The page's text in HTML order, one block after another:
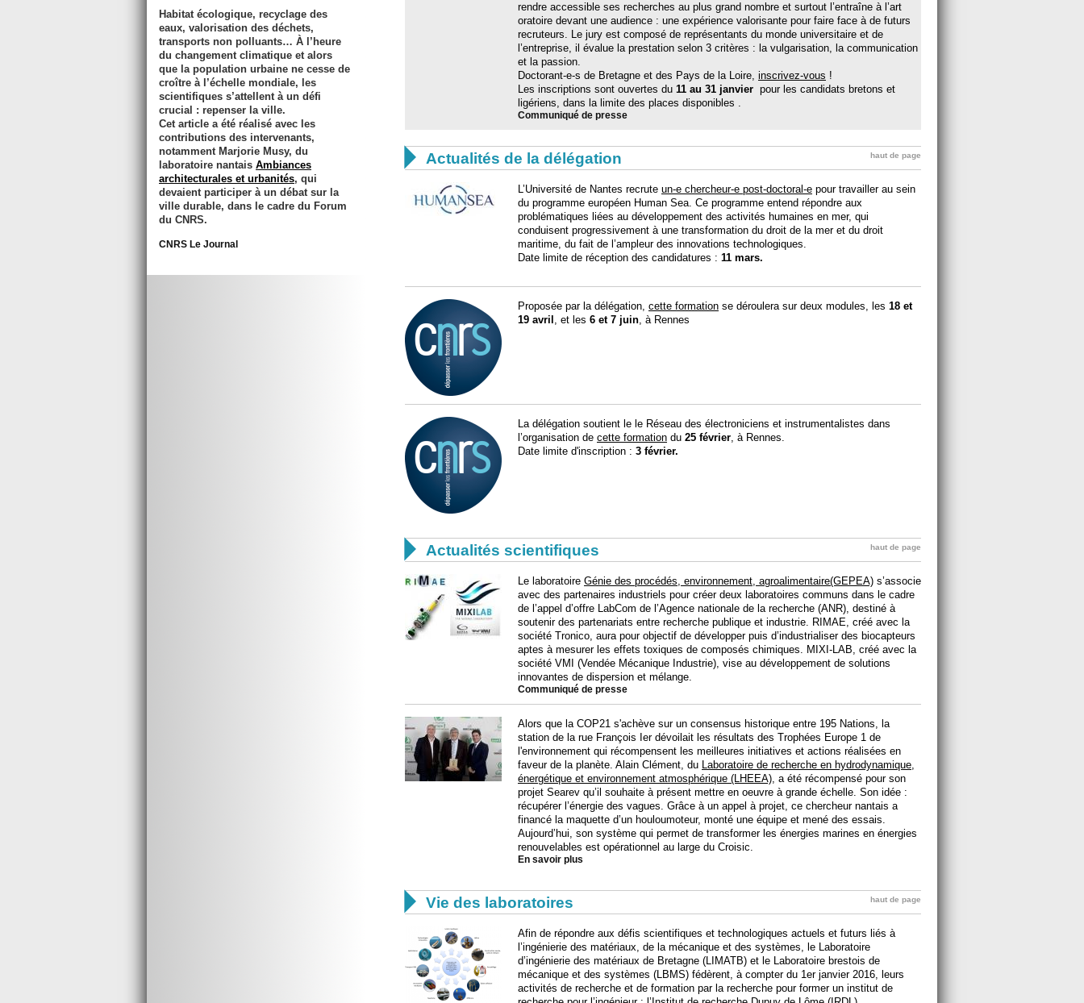
Habitat écologique, recyclage des
eaux, valorisation des déchets,
transports non polluants… À l’heure
du changement climatique et alors
que la population urbaine ne cesse de
croître à l’échelle mondiale, les
scientifiques s’attellent à un défi
crucial : repenser la ville.
Cet article a été réalisé avec les
contributions des intervenants,
notamment Marjorie Musy, du
laboratoire nantais Ambiances
architecturales et urbanités, qui
devaient participer à un débat sur la
ville durable, dans le cadre du Forum
du CNRS.
CNRS Le Journal
rendre accessible ses recherches au plus grand nombre et surtout l’entraîne à l’art
oratoire devant une audience : une expérience valorisante pour faire face à de futurs
recruteurs. Le jury est composé de représentants du monde universitaire et de
l’entreprise, il évalue la prestation selon 3 critères : la vulgarisation, la communication
et la passion.
Doctorant-e-s de Bretagne et des Pays de la Loire, inscrivez-vous !
Les inscriptions sont ouvertes du 11 au 31 janvier pour les candidats bretons et
ligériens, dans la limite des places disponibles .
Communiqué de presse
 Actualités de la délégation haut de page
L’Université de Nantes recrute un-e chercheur-e post-doctoral-e pour travailler au sein
du programme européen Human Sea. Ce programme entend répondre aux
problématiques liées au développement des activités humaines en mer, qui
conduisent progressivement à une transformation du droit de la mer et du droit
maritime, du fait de l’ampleur des innovations technologiques.
Date limite de réception des candidatures : 11 mars.
Proposée par la délégation, cette formation se déroulera sur deux modules, les 18 et
19 avril , et les 6 et 7 juin, à Rennes
La délégation soutient le le Réseau des électroniciens et instrumentalistes dans
l’organisation de cette formation du 25 février, à Rennes.
Date limite d'inscription : 3 février.
 Actualités scientifiques haut de page
Le laboratoire Génie des procédés, environnement, agroalimentaire(GEPEA) s’associe
avec des partenaires industriels pour créer deux laboratoires communs dans le cadre
de l’appel d’offre LabCom de l’Agence nationale de la recherche (ANR), destiné à
soutenir des partenariats entre recherche publique et industrie. RIMAE, créé avec la
société Tronico, aura pour objectif de développer puis d’industrialiser des biocapteurs
aptes à mesurer les effets toxiques de composés chimiques. MIXI-LAB, créé avec la
société VMI (Vendée Mécanique Industrie), vise au développement de solutions
innovantes de dispersion et mélange.
Communiqué de presse
Alors que la COP21 s'achève sur un consensus historique entre 195 Nations, la
station de la rue François Ier dévoilait les résultats des Trophées Europe 1 de
l'environnement qui récompensent les meilleures initiatives et actions réalisées en
faveur de la planète. Alain Clément, du Laboratoire de recherche en hydrodynamique,
énergétique et environnement atmosphérique (LHEEA), a été récompensé pour son
projet Searev qu’il souhaite à présent mettre en oeuvre à grande échelle. Son idée :
récupérer l’énergie des vagues. Grâce à un appel à projet, ce chercheur nantais a
financé la maquette d’un houloumoteur, monté une équipe et mené des essais.
Aujourd’hui, son système qui permet de transformer les énergies marines en énergies
renouvelables est opérationnel au large du Croisic.
En savoir plus
 Vie des laboratoires haut de page
Afin de répondre aux défis scientifiques et technologiques actuels et futurs liés à
l’ingénierie des matériaux, de la mécanique et des systèmes, le Laboratoire
d’ingénierie des matériaux de Bretagne (LIMATB) et le Laboratoire brestois de
mécanique et des systèmes (LBMS) fédèrent, à compter du 1er janvier 2016, leurs
activités de recherche et de formation par la recherche pour former un institut de